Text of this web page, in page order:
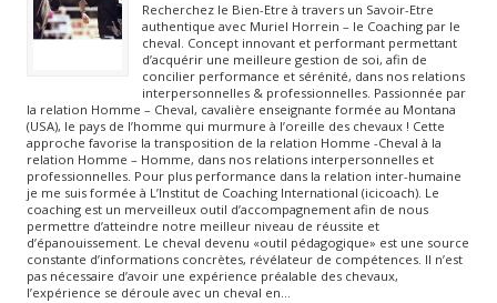
Recherchez le Bien-Etre à travers un Savoir-Etre
authentique avec Muriel Horrein – le Coaching par le
cheval. Concept innovant et performant permettant
d’acquérir une meilleure gestion de soi, afin de
concilier performance et sérénité, dans nos relations
interpersonnelles & professionnelles. Passionnée par
la relation Homme – Cheval, cavalière enseignante formée au Montana
(USA), le pays de l’homme qui murmure à l’oreille des chevaux ! Cette
approche favorise la transposition de la relation Homme -Cheval à la
relation Homme – Homme, dans nos relations interpersonnelles et
professionnelles. Pour plus performance dans la relation inter-humaine
je me suis formée à L’Institut de Coaching International (icicoach). Le
coaching est un merveilleux outil d’accompagnement afin de nous
permettre d’atteindre notre meilleur niveau de réussite et
d’épanouissement. Le cheval devenu «outil pédagogique» est une source
constante d’informations concrètes, révélateur de compétences. Il n’est
pas nécessaire d’avoir une expérience préalable des chevaux,
l’expérience se déroule avec un cheval en…